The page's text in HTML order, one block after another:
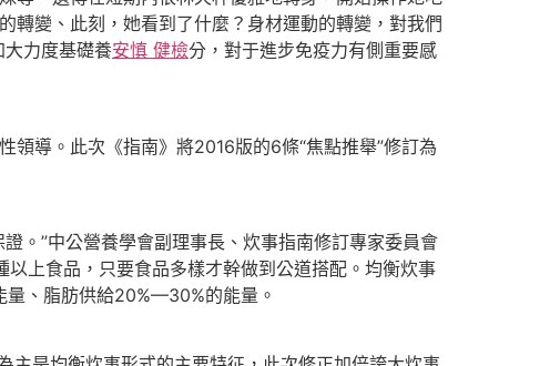
轉變、此刻，她看到了什麼？身材運動的轉變，對我們
大力度基礎養安慎 健檢分，對于進步免疫力有側重要感
導。此次《指南》將2016版的6條“焦點推舉”修訂為
。”中公營養學會副理事長、炊事指南修訂專家委員會
上食品，只要食品多樣才幹做到公道搭配。均衡炊事
、脂肪供給20%—30%的能量。